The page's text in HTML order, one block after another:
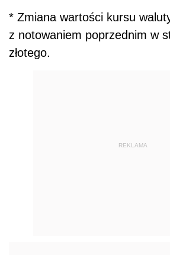
* Zmiana wartości kursu
z notowaniem poprzednim w
złotego.
REKLAMA